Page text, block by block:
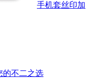
手机套丝印加
的不二之选